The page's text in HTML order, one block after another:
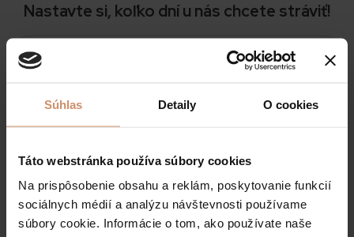
Súhlas Detaily O cookies
Táto webstránka používa súbory cookies
Na prispôsobenie obsahu a reklám, poskytovanie funkcií
sociálnych médií a analýzu návštevnosti používame
súbory cookie. Informácie o tom, ako používate naše
Nastavte si, koľko dní u nás chcete stráviť!
10.August 2026.
1 noc